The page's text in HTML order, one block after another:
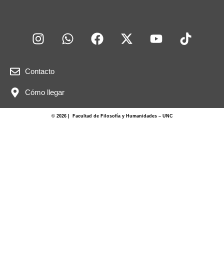
Contacto
Cómo llegar
© 2026 | Facultad de Filosofía y Humanidades – UNC